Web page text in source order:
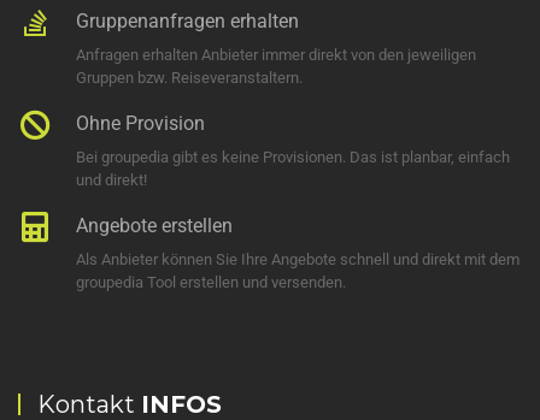
Gruppenanfragen erhalten
Anfragen erhalten Anbieter immer direkt von den jeweiligen
Gruppen bzw. Reiseveranstaltern.
Ohne Provision
Bei groupedia gibt es keine Provisionen. Das ist planbar, einfach
und direkt!
Angebote erstellen
Als Anbieter können Sie Ihre Angebote schnell und direkt mit dem
groupedia Tool erstellen und versenden.
Kontakt INFOS